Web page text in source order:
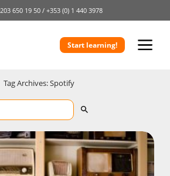
650 19 50 /+353 (0) 1 440 3978
Start learning!
Tag Archives: Spotify